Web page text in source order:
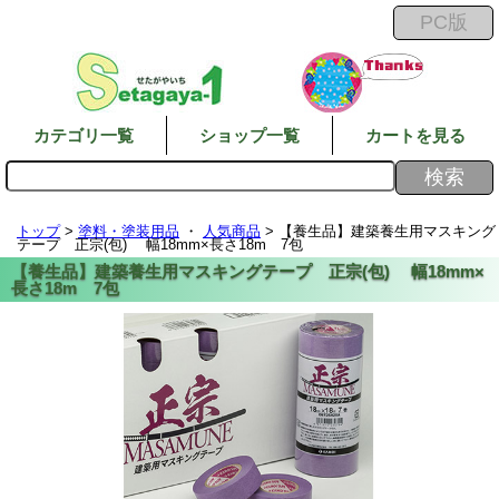
カテゴリ一覧 ショップ一覧 カートを見る
トップ> 塗料・塗装用品 ・ 人気商品 > 【養生品】建築養生用マスキング
テープ 正宗(包) 幅18mm×長さ18m 7包